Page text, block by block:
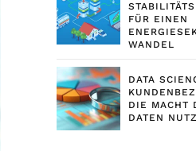
FÜR EINEN
WANDEL
DATA
DIE MACHT
DATEN